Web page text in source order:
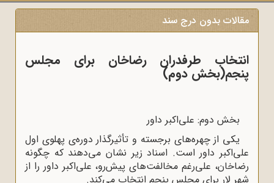
مقالات بدون درج سند
انتخاب طرفدران رضاخان برای مجلس
پنجم(بخش دوم)
بخش دوم: علی‌اکبر داور
یکی از چهره‌های برجسته و تأثیرگذار دوره‌ی پهلوی اول
علی‌اکبر داور است. اسناد زیر نشان می‌دهند که چگونه
رضاخان، علی‌رغم مخالفت‌های پیش‌رو، علی‌اکبر داور را از
شهر لار برای مجلس پنجم انتخاب می‌کند.